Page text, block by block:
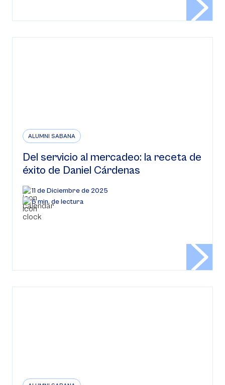
ALUMNI SABANA
Del servicio al mercadeo: la receta de
éxito de Daniel Cárdenas
11 de Diciembre de 2025
6 min. de lectura